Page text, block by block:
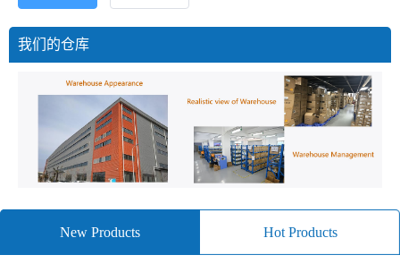
我们的仓库
New Products Hot Products